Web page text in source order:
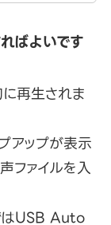
ばよいです
再生されま
アップが表示
ファイルを入
はUSB Auto